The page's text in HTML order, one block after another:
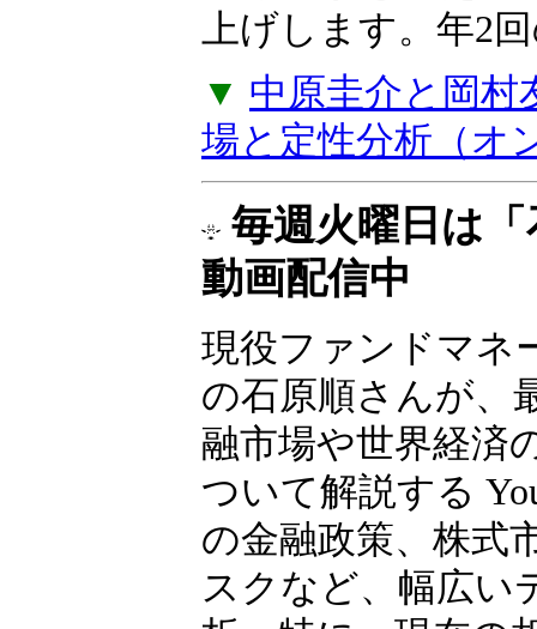
情報をお伝えして
に1回、会員自ら
バイスがもらえる
上げします。年2
▼ 中原圭介と岡村
場と定性分析（オ
毎週火曜日は
動画配信中
現役ファンドマネ
の石原順さんが、
融市場や世界経済